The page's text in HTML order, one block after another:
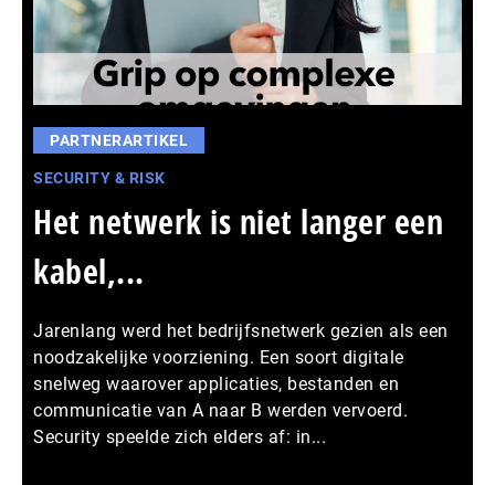
PARTNERARTIKEL
SECURITY & RISK
Het netwerk is niet langer een
kabel,...
Jarenlang werd het bedrijfsnetwerk gezien als een
noodzakelijke voorziening. Een soort digitale
snelweg waarover applicaties, bestanden en
communicatie van A naar B werden vervoerd.
Security speelde zich elders af: in...